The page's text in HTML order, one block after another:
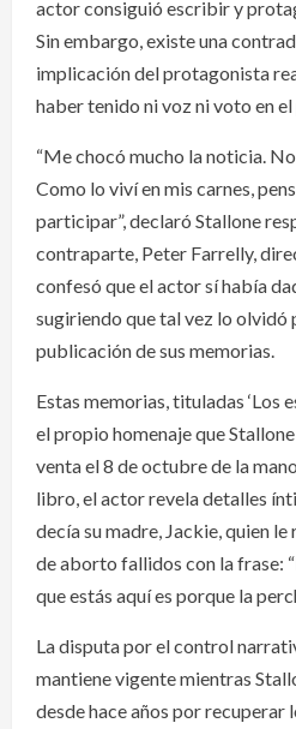
actor consiguió escribir y
Sin embargo, existe una
implicación del protagonista
haber tenido ni voz ni voto en el
“Me chocó mucho la noticia.
Como lo viví en mis carnes,
participar”, declaró Stallone
contraparte, Peter Farrelly,
confesó que el actor sí había
sugiriendo que tal vez lo olvidó
publicación de sus memorias.
Estas memorias, tituladas ‘Los
el propio homenaje que
venta el 8 de octubre de la
libro, el actor revela detalles
decía su madre, Jackie, quien
de aborto fallidos con la frase:
que estás aquí es porque la
La disputa por el control
mantiene vigente mientras
desde hace años por recuperar